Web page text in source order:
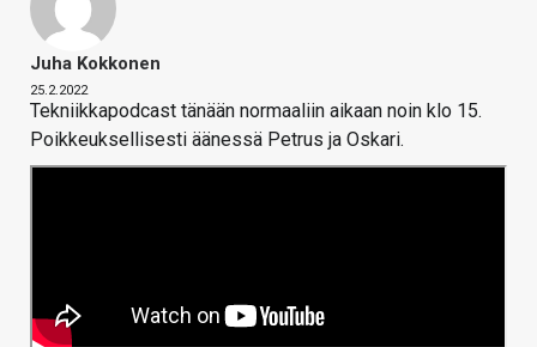
Juha Kokkonen
25.2.2022
Tekniikkapodcast tänään normaaliin aikaan noin klo 15.
Poikkeuksellisesti äänessä Petrus ja Oskari.